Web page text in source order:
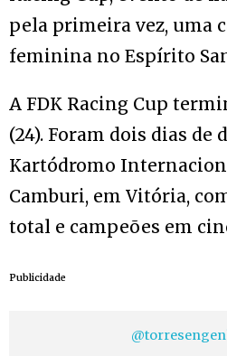
pela primeira vez, uma
feminina no Espírito
A FDK Racing Cup
(24). Foram dois dias de
Kartódromo
Camburi, em Vitória,
total e campeões em
Publicidade